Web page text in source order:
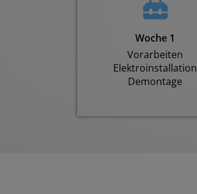
Woche 1
Vorarbeiten
Elektroinstallation
Demontage